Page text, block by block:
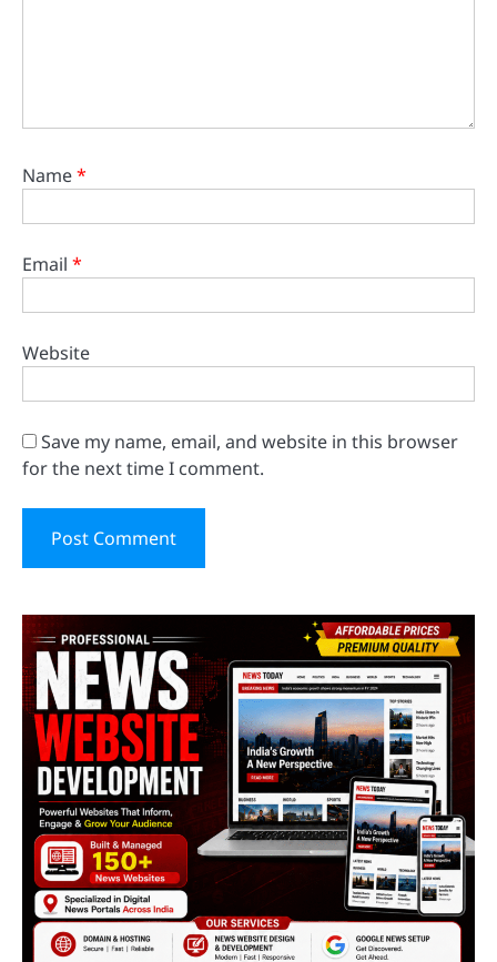
Name*
Email *
Website
Save my name, email, and website in this browser
for the next time I comment.